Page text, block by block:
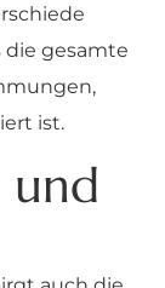
die gesamte
ist.
und